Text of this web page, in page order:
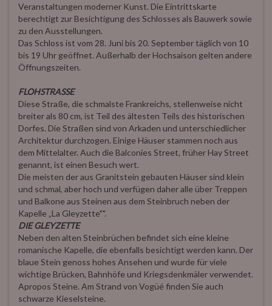
Veranstaltungen moderner Kunst. Die Eintrittskarte
berechtigt zur Besichtigung des Schlosses als Bauwerk sowie
zu den Ausstellungen.
Das Schloss ist vom 28. Juni bis 20. September täglich von 10
bis 19 Uhr geöffnet. Außerhalb der Hochsaison gelten andere
Öffnungszeiten.
FLOHSTRASSE
Diese Straße, die schmalste Frankreichs, stellenweise nicht
breiter als 80 cm, ist Teil des ältesten Teils des historischen
Dorfes. Die Straßen sind von Arkaden und unterschiedlicher
Architektur durchzogen. Einige Häuser stammen noch aus
dem Mittelalter. Auch die Balconies Street, früher Hay Street
genannt, ist einen Besuch wert.
Die meisten der aus Granitstein gebauten Häuser sind klein
und schmal, aber hoch und verfügen daher alle über Treppen
und Balkone aus Steinen aus dem Steinbruch neben der
Kapelle „La Gleyzette"".
DIE GLEYZETTE
Neben den alten Steinbrüchen befindet sich eine kleine
romanische Kapelle, die ebenfalls besichtigt werden kann. Der
blaue Stein genoss hohes Ansehen und wurde für viele
wichtige Brücken, Bahnhöfe und Kriegsdenkmäler verwendet.
Apropos Steine. Am Strand von Vogüé finden Sie auch
schwarze Kieselsteine.